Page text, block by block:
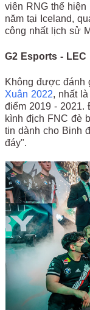
viên RNG thể
năm tại Iceland,
công nhất lịch sử
G2 Esports - LEC
Không được đánh
Xuân 2022, nhất
điểm 2019 - 2021.
kình địch FNC đè
tin dành cho Binh
đáy".